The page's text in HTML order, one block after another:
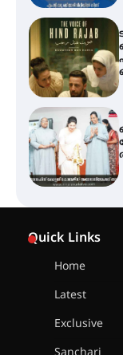
Quick Links
Home
Latest
Exclusive